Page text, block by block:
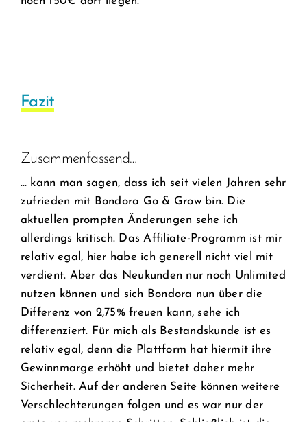
Fazit
Zusammenfassend…
… kann man sagen, dass ich seit vielen Jahren sehr
zufrieden mit Bondora Go & Grow bin. Die
aktuellen prompten Änderungen sehe ich
allerdings kritisch. Das Affiliate-Programm ist mir
relativ egal, hier habe ich generell nicht viel mit
verdient. Aber das Neukunden nur noch Unlimited
nutzen können und sich Bondora nun über die
Differenz von 2,75% freuen kann, sehe ich
differenziert. Für mich als Bestandskunde ist es
relativ egal, denn die Plattform hat hiermit ihre
Gewinnmarge erhöht und bietet daher mehr
Sicherheit. Auf der anderen Seite können weitere
Verschlechterungen folgen und es war nur der